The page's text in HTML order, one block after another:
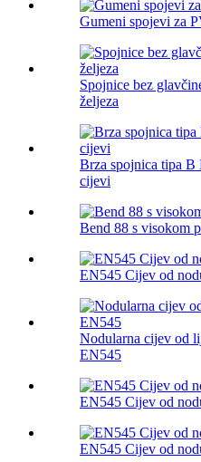
Gumeni spojevi za
Spojnice bez
željeza
Brza spojnica tipa B
cijevi
Bend 88 s visokom
EN545 Cijev od
Nodularna cijev od
EN545
EN545 Cijev od
EN545 Cijev od